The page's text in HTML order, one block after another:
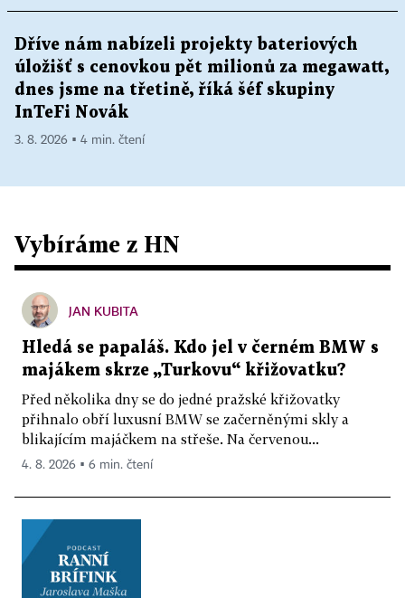
Dříve nám nabízeli projekty bateriových
úložišť s cenovkou pět milionů za megawatt,
dnes jsme na třetině, říká šéf skupiny
InTeFi Novák
3. 8. 2026 ▪ 4 min. čtení
Vybíráme z HN
JAN KUBITA
Hledá se papaláš. Kdo jel v černém BMW s
majákem skrze „Turkovu“ křižovatku?
Před několika dny se do jedné pražské křižovatky
přihnalo obří luxusní BMW se začerněnými skly a
blikajícím majáčkem na střeše. Na červenou...
4. 8. 2026 ▪ 6 min. čtení